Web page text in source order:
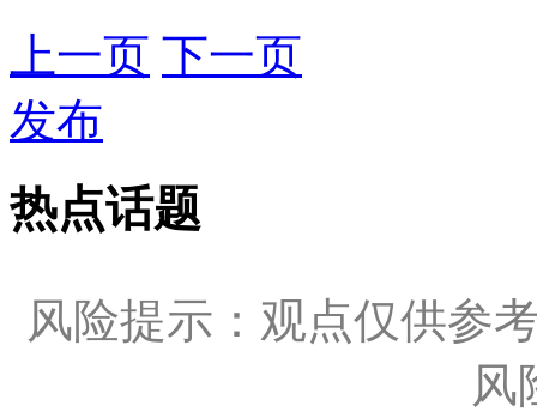
上一页 下一页
发布
热点话题
风险提示：观点仅供参
风